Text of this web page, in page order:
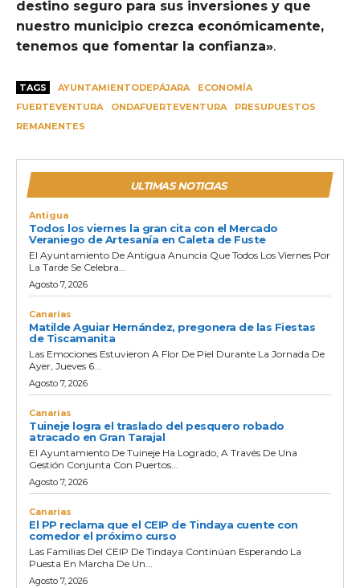
destino seguro para sus inversiones y que
nuestro municipio crezca económicamente,
tenemos que fomentar la confianza».
TAGS AYUNTAMIENTODEPÁJARA
ECONOMÍA
FUERTEVENTURA
ONDAFUERTEVENTURA
PRESUPUESTOS
REMANENTES
ULTIMAS NOTICIAS
Antigua
Todos los viernes la gran cita con el Mercado
Veraniego de Artesanía en Caleta de Fuste
El Ayuntamiento De Antigua Anuncia Que Todos Los Viernes Por
La Tarde Se Celebra...
Agosto 7, 2026
Canarias
Matilde Aguiar Hernández, pregonera de las Fiestas
de Tiscamanita
Las Emociones Estuvieron A Flor De Piel Durante La Jornada De
Ayer, Jueves 6...
Agosto 7, 2026
Canarias
Tuineje logra el traslado del pesquero robado
atracado en Gran Tarajal
El Ayuntamiento De Tuineje Ha Logrado, A Través De Una
Gestión Conjunta Con Puertos...
Agosto 7, 2026
Canarias
El PP reclama que el CEIP de Tindaya cuente con
comedor el próximo curso
Las Familias Del CEIP De Tindaya Continúan Esperando La
Puesta En Marcha De Un...
Agosto 7, 2026